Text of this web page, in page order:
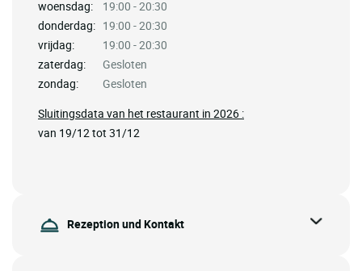
woensdag:
19:00 - 20:30
donderdag: 19:00 - 20:30
vrijdag:
19:00 - 20:30
zaterdag:
Gesloten
zondag:
Gesloten
Sluitingsdata van het restaurant in 2026 :
van 19/12 tot 31/12
Rezeption und Kontakt